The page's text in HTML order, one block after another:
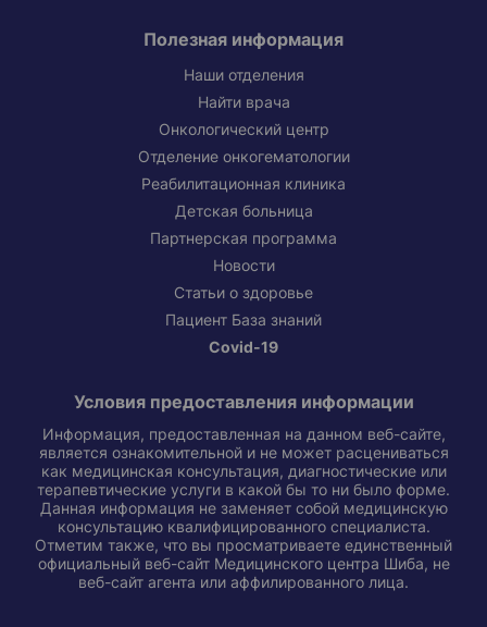
Полезная информация
Наши отделения
Найти врача
Онкологический центр
Отделение онкогематологии
Реабилитационная клиника
Детская больница
Партнерская программа
Новости
Статьи о здоровье
Пациент База знаний
Covid-19
Условия предоставления информации
Информация, предоставленная на данном веб-сайте,
является ознакомительной и не может расцениваться
как медицинская консультация, диагностические или
терапевтические услуги в какой бы то ни было форме.
Данная информация не заменяет собой медицинскую
консультацию квалифицированного специалиста.
Отметим также, что вы просматриваете единственный
официальный веб-сайт Медицинского центра Шиба, не
веб-сайт агента или аффилированного лица.